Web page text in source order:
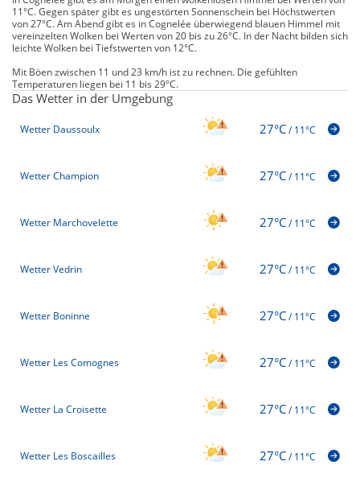
11°C. Gegen später gibt es ungestörten Sonnenschein bei Höchstwerten
von 27°C. Am Abend gibt es in Cognelée überwiegend blauen Himmel mit
vereinzelten Wolken bei Werten von 20 bis zu 26°C. In der Nacht bilden sich
leichte Wolken bei Tiefstwerten von 12°C.
Mit Böen zwischen 11 und 23 km/h ist zu rechnen. Die gefühlten
Temperaturen liegen bei 11 bis 29°C.
Das Wetter in der Umgebung
Wetter Daussoulx 27°C/11°C
Wetter Champion 27°C/11°C
Wetter Marchovelette 27°C/11°C
Wetter Vedrin 27°C/11°C
Wetter Boninne 27°C/11°C
Wetter Les Comognes 27°C/11°C
Wetter La Croisette 27°C/11°C
Wetter Les Boscailles 27°C/11°C